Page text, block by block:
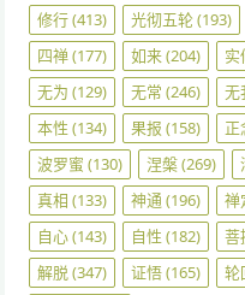
修行(413) 光彻五轮(193)
四禅(177) 如来(204) 实
无为 (129) 无常 (246) 无
本性 (134) 果报 (158) 正
波罗蜜 (130) 涅槃(269)
真相 (133) 神通 (196) 禅
自心(143) 自性 (182) 菩
解脱(347) 证悟(165) 轮